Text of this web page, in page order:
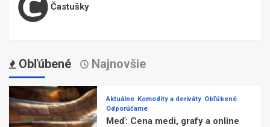
Častušky
Obľúbené Najnovšie
Aktuálne Komodity a deriváty Obľúbené
Odporúčame
Meď: Cena medi, grafy a online